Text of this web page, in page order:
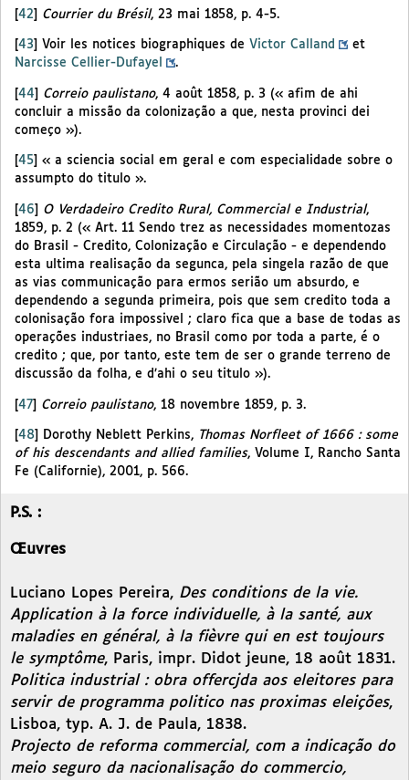
[42] Courrier du Brésil, 23 mai 1858, p. 4-5.
43 Voir les notices biographiques de Victor Calland
et
Narcisse Cellier-Dufayel
.
[44] Correio paulistano, 4 août 1858, p. 3 (« afim de ahi
concluir a missão da colonização a que, nesta provinci dei
começo »).
45
« a sciencia social em geral e com especialidade sobre o
assumpto do titulo ».
46 O Verdadeiro Credito Rural, Commercial e Industrial,
1859, p. 2 (« Art. 11 Sendo trez as necessidades momentozas
do Brasil - Credito, Colonização e Circulação - e dependendo
esta ultima realisação da segunca, pela singela razão de que
as vias communicação para ermos serião um absurdo, e
dependendo a segunda primeira, pois que sem credito toda a
colonisação fora impossivel ; claro fica que a base de todas as
operações industriaes, no Brasil como por toda a parte, é o
credito ; que, por tanto, este tem de ser o grande terreno de
discussão da folha, e d’ahi o seu titulo »).
[47] Correio paulistano, 18 novembre 1859, p. 3.
48 Dorothy Neblett Perkins, Thomas Norfleet of 1666 : some
of his descendants and allied families, Volume I, Rancho Santa
Fe (Californie), 2001, p. 566.
P.S. :
Œuvres
Luciano Lopes Pereira, Des conditions de la vie.
Application à la force individuelle, à la santé, aux
maladies en général, à la fièvre qui en est toujours
le symptôme, Paris, impr. Didot jeune, 18 août 1831.
Politica industrial : obra offercjda aos eleitores para
servir de programma politico nas proximas eleições,
Lisboa, typ. A. J. de Paula, 1838.
Projecto de reforma commercial, com a indicação do
meio seguro da nacionalisação do commercio,